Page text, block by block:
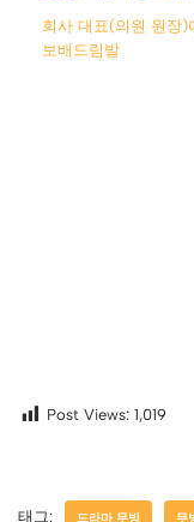
회사 대표(의원 원장
보배드림발
Post Views: 1,019
태그: 드라마 무빙 무